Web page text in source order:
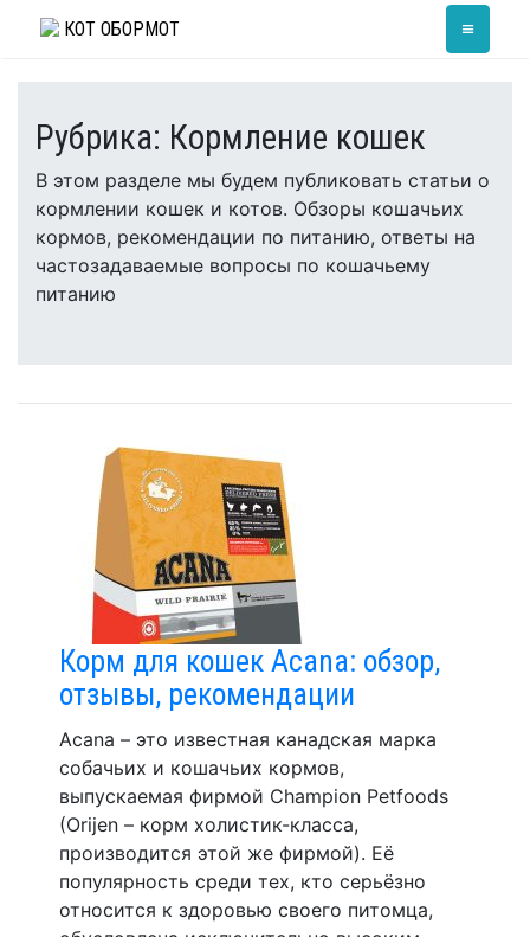
КОТ ОБОРМОТ ≡
Рубрика: Кормление кошек
В этом разделе мы будем публиковать статьи о
кормлении кошек и котов. Обзоры кошачьих
кормов, рекомендации по питанию, ответы на
частозадаваемые вопросы по кошачьему
питанию
Корм для кошек Acana: обзор,
отзывы, рекомендации
Acana – это известная канадская марка
собачьих и кошачьих кормов,
выпускаемая фирмой Champion Petfoods
(Orijen – корм холистик-класса,
производится этой же фирмой). Её
популярность среди тех, кто серьёзно
относится к здоровью своего питомца,